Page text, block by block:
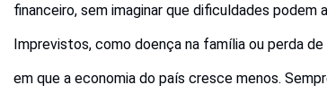
financeiro, sem imaginar que dificuldades podem
Imprevistos, como doença na família ou perda
em que a economia do país cresce menos.